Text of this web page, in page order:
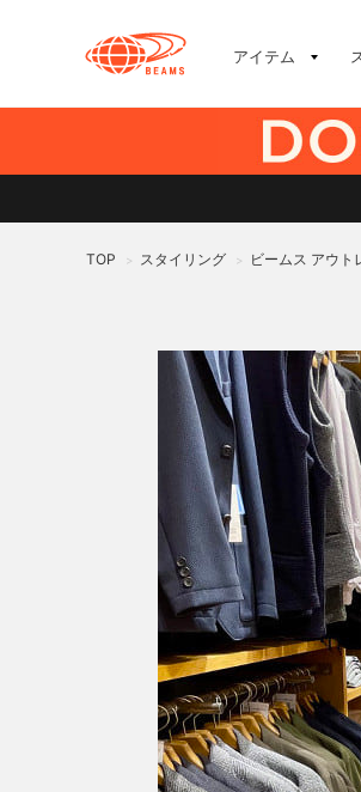
アイテム
TOP > スタイリング > ビームス アウト